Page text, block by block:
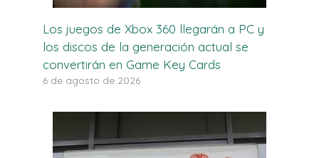
Los juegos de Xbox 360 llegarán a PC y
los discos de la generación actual se
convertirán en Game Key Cards
6 de agosto de 2026